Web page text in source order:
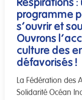
programme
s’ouvrir et
Ouvrons
culture des
défavorisés !
La Fédération des
Solidarité Océan